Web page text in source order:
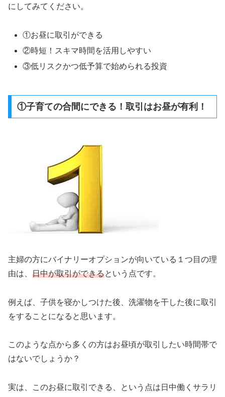
にしてみてください。
①お昼に取引ができる
②時短！スキマ時間を活用しやすい
③低リスクかつ低予算で始められる投資
①子育ての合間にできる！取引はお昼が有利！
主婦の方にバイナリーオプションが向いている１つ目の理
由は、 日中が取引ができるという点です。
例えば、子供を寝かしつけた後、洗濯物を干した後に取引
をすることになると思います。
このような点から多くの方はお昼頃が取引したい時間帯で
はないでしょうか？
実は、このお昼に取引できる、という点は日中働くサラリ